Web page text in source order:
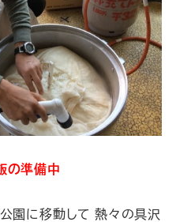
の準備中
園に移動して 熱々の具沢